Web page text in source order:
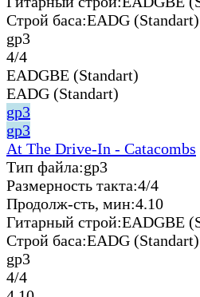
Строй баса:EADG (Standart)
gp3
4/4
EADGBE (Standart)
EADG (Standart)
gp3
gp3
At The Drive-In - Catacombs
Тип файла:gp3
Размерность такта:4/4
Продолж-сть, мин:4.10
Гитарный строй:EADGBE
Строй баса:EADG (Standart)
gp3
4/4